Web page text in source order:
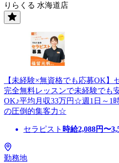
りらくる 水海道店
【未経験×無資格でも応募OK】
完全無料レッスンで未経験でも
OK♪平均月収33万円☆週1日～1
の圧倒的集客力☆
セラピスト 時給2,088円〜
勤務地